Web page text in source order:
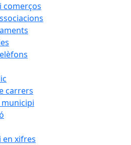
comerços
carrers
en xifres